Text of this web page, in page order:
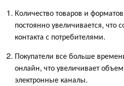
Количество товаров и
постоянно увеличивается, что
контакта с потребителями.
Покупатели все больше
онлайн, что увеличивает
электронные каналы.